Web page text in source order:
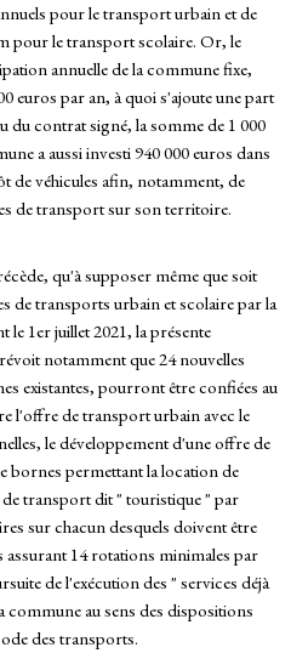
pour le transport urbain et de
pour le transport scolaire. Or, le
annuelle de la commune fixe,
euros par an, à quoi s'ajoute une part
du contrat signé, la somme de 1 000
a aussi investi 940 000 euros dans
de véhicules afin, notamment, de
de transport sur son territoire.
qu'à supposer même que soit
de transports urbain et scolaire par la
1er juillet 2021, la présente
notamment que 24 nouvelles
existantes, pourront être confiées au
l'offre de transport urbain avec le
le développement d'une offre de
bornes permettant la location de
transport dit " touristique " par
sur chacun desquels doivent être
assurant 14 rotations minimales par
de l'exécution des " services déjà
commune au sens des dispositions
des transports.